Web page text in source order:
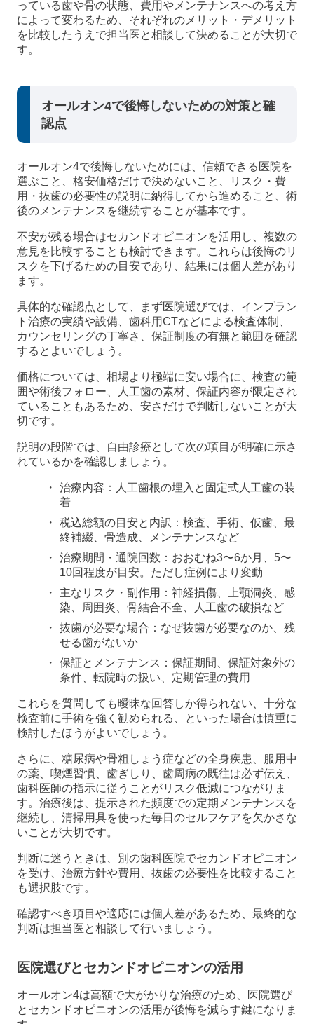
っている歯や骨の状態、費用やメンテナンスへの考え方
によって変わるため、それぞれのメリット・デメリット
を比較したうえで担当医と相談して決めることが大切で
す。
オールオン4で後悔しないための対策と確
認点
オールオン4で後悔しないためには、信頼できる医院を
選ぶこと、格安価格だけで決めないこと、リスク・費
用・抜歯の必要性の説明に納得してから進めること、術
後のメンテナンスを継続することが基本です。
不安が残る場合はセカンドオピニオンを活用し、複数の
意見を比較することも検討できます。これらは後悔のリ
スクを下げるための目安であり、結果には個人差があり
ます。
具体的な確認点として、まず医院選びでは、インプラン
ト治療の実績や設備、歯科用CTなどによる検査体制、
カウンセリングの丁寧さ、保証制度の有無と範囲を確認
するとよいでしょう。
価格については、相場より極端に安い場合に、検査の範
囲や術後フォロー、人工歯の素材、保証内容が限定され
ていることもあるため、安さだけで判断しないことが大
切です。
説明の段階では、自由診療として次の項目が明確に示さ
れているかを確認しましょう。
治療内容：人工歯根の埋入と固定式人工歯の装
着
税込総額の目安と内訳：検査、手術、仮歯、最
終補綴、骨造成、メンテナンスなど
治療期間・通院回数：おおむね3〜6か月、5〜
10回程度が目安。ただし症例により変動
主なリスク・副作用：神経損傷、上顎洞炎、感
染、周囲炎、骨結合不全、人工歯の破損など
抜歯が必要な場合：なぜ抜歯が必要なのか、残
せる歯がないか
保証とメンテナンス：保証期間、保証対象外の
条件、転院時の扱い、定期管理の費用
これらを質問しても曖昧な回答しか得られない、十分な
検査前に手術を強く勧められる、といった場合は慎重に
検討したほうがよいでしょう。
さらに、糖尿病や骨粗しょう症などの全身疾患、服用中
の薬、喫煙習慣、歯ぎしり、歯周病の既往は必ず伝え、
歯科医師の指示に従うことがリスク低減につながりま
す。治療後は、提示された頻度での定期メンテナンスを
継続し、清掃用具を使った毎日のセルフケアを欠かさな
いことが大切です。
判断に迷うときは、別の歯科医院でセカンドオピニオン
を受け、治療方針や費用、抜歯の必要性を比較すること
も選択肢です。
確認すべき項目や適応には個人差があるため、最終的な
判断は担当医と相談して行いましょう。
医院選びとセカンドオピニオンの活用
オールオン4は高額で大がかりな治療のため、医院選び
とセカンドオピニオンの活用が後悔を減らす鍵になりま